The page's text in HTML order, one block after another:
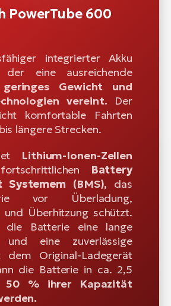
PowerTube 600
integrierter Akku
eine ausreichende
geringes Gewicht und
vereint. Der
komfortable Fahrten
längere Strecken.
Lithium-Ionen-Zellen
Battery
Systemem
(BMS), das
vor Überladung,
und Überhitzung schützt.
die Batterie eine lange
und eine zuverlässige
dem Original-Ladegerät
die Batterie in ca. 2,5
50 % ihrer Kapazität